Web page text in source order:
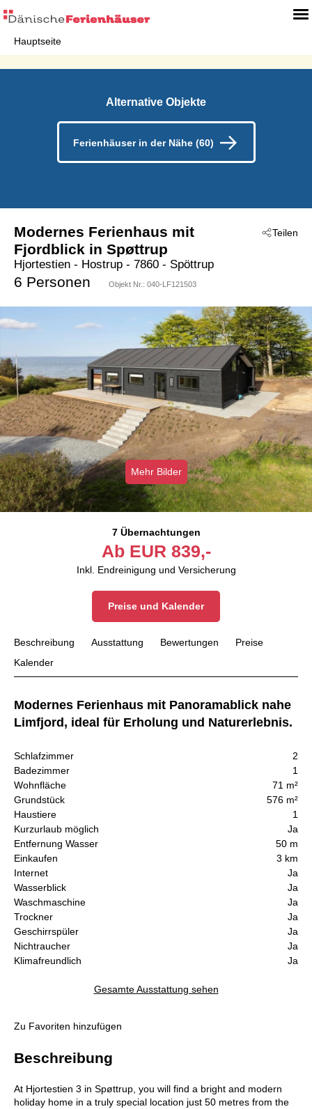
Hauptseite
Alternative Objekte
Ferienhäuser in der Nähe (60)
Teilen
Modernes Ferienhaus mit
Fjordblick in Spøttrup
Hjortestien - Hostrup - 7860 - Spöttrup
6 Personen Objekt Nr.: 040-LF121503
Mehr Bilder
7 Übernachtungen
Ab EUR 839,-
Inkl. Endreinigung und Versicherung
Preise und Kalender
Beschreibung Ausstattung Bewertungen
Preise
Kalender
Modernes Ferienhaus mit Panoramablick nahe
Limfjord, ideal für Erholung und Naturerlebnis.
Schlafzimmer
2
Badezimmer
1
Wohnfläche
71 m²
Grundstück
576 m²
Haustiere
1
Kurzurlaub möglich
Ja
Entfernung Wasser
50 m
Einkaufen
3 km
Internet
Ja
Wasserblick
Ja
Waschmaschine
Ja
Trockner
Ja
Geschirrspüler
Ja
Nichtraucher
Ja
Klimafreundlich
Ja
Gesamte Ausstattung sehen
Zu Favoriten hinzufügen
Beschreibung
At Hjortestien 3 in Spøttrup, you will find a bright and modern
holiday home in a truly special location just 50 metres from the